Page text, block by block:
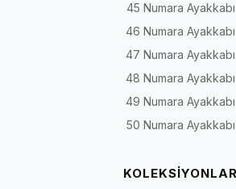
45 Numara Ayakkabı
46 Numara Ayakkabı
47 Numara Ayakkabı
48 Numara Ayakkabı
49 Numara Ayakkabı
50 Numara Ayakkabı
KOLEKSİYONLAR